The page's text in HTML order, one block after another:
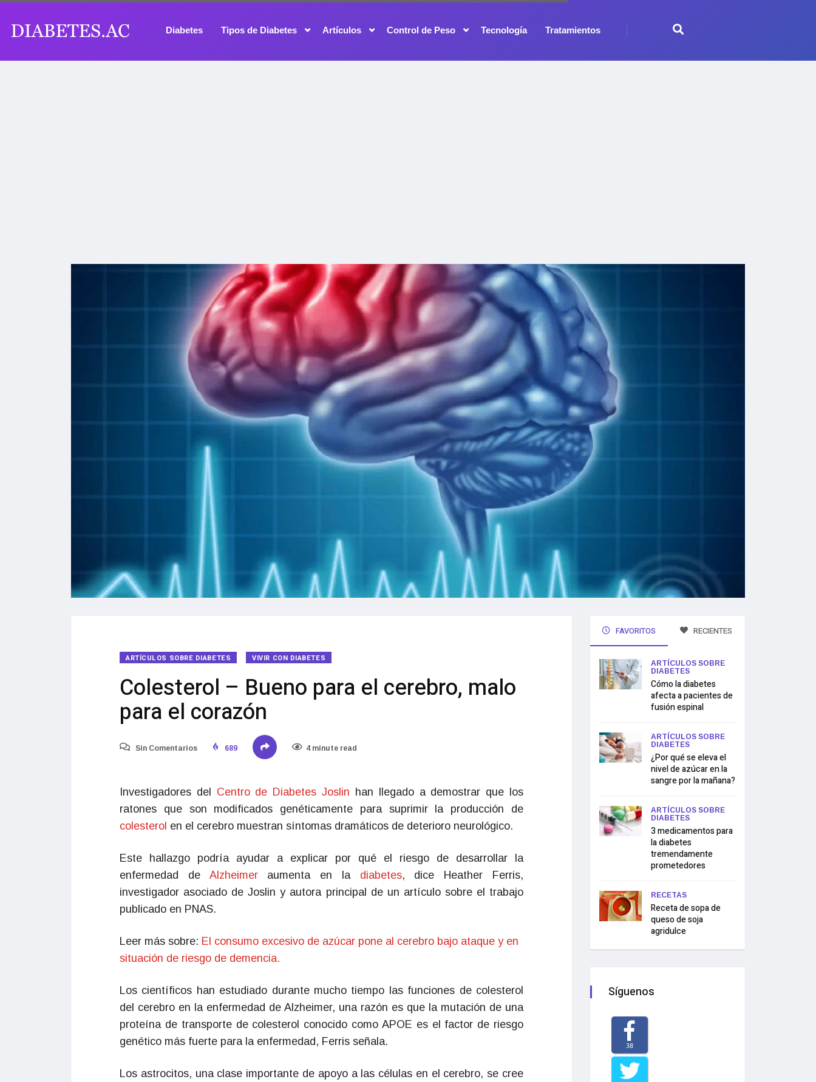
Diabetes Tipos de Diabetes Artículos Control de Peso Tecnología Tratamientos
ARTÍCULOS SOBRE DIABETES VIVIR CON DIABETES
Colesterol – Bueno para el cerebro, malo
para el corazón
Sin Comentarios 689 4 minute read
Investigadores del Centro de Diabetes Joslin han llegado a demostrar que los
ratones que son modificados genéticamente para suprimir la producción de
colesterol en el cerebro muestran síntomas dramáticos de deterioro neurológico.
Este hallazgo podría ayudar a explicar por qué el riesgo de desarrollar la
enfermedad de Alzheimer aumenta en la diabetes, dice Heather Ferris,
investigador asociado de Joslin y autora principal de un artículo sobre el trabajo
publicado en PNAS.
Leer más sobre: El consumo excesivo de azúcar pone al cerebro bajo ataque y en
situación de riesgo de demencia.
Los científicos han estudiado durante mucho tiempo las funciones de colesterol
del cerebro en la enfermedad de Alzheimer, una razón es que la mutación de una
proteína de transporte de colesterol conocido como APOE es el factor de riesgo
genético más fuerte para la enfermedad, Ferris señala.
Los astrocitos, una clase importante de apoyo a las células en el cerebro, se cree
FAVORITOS RECIENTES
ARTÍCULOS SOBRE
DIABETES
Cómo la diabetes
afecta a pacientes de
fusión espinal
ARTÍCULOS SOBRE
DIABETES
¿Por qué se eleva el
nivel de azúcar en la
sangre por la mañana?
ARTÍCULOS SOBRE
DIABETES
3 medicamentos para
la diabetes
tremendamente
prometedores
RECETAS
Receta de sopa de
queso de soja
agridulce
Síguenos
38